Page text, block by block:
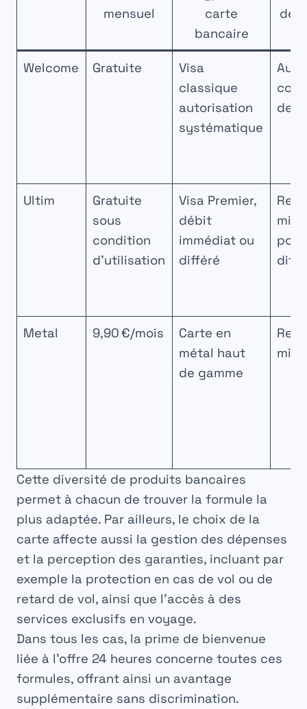
mensuel
carte
bancaire
de
Welcome Gratuite
Visa
classique
autorisation
systématique
de
Ultim
Gratuite
sous
condition
d’utilisation
Visa Premier,
débit
immédiat ou
différé
Metal 9,90 €/mois
Carte en
métal haut
de gamme
Cette diversité de produits bancaires
permet à chacun de trouver la formule la
plus adaptée. Par ailleurs, le choix de la
carte affecte aussi la gestion des dépenses
et la perception des garanties, incluant par
exemple la protection en cas de vol ou de
retard de vol, ainsi que l’accès à des
services exclusifs en voyage.
Dans tous les cas, la prime de bienvenue
liée à l’offre 24 heures concerne toutes ces
formules, offrant ainsi un avantage
supplémentaire sans discrimination.